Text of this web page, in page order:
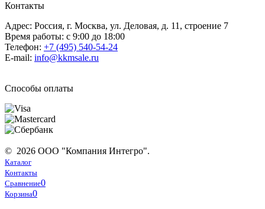
Контакты
Адрес: Россия, г. Москва, ул. Деловая, д. 11, строение 7
Время работы: с 9:00 до 18:00
Телефон: +7 (495) 540-54-24
E-mail: info@kkmsale.ru
Способы оплаты
© 2026 ООО "Компания Интегро".
Каталог
Контакты
Сравнение0
Корзина0